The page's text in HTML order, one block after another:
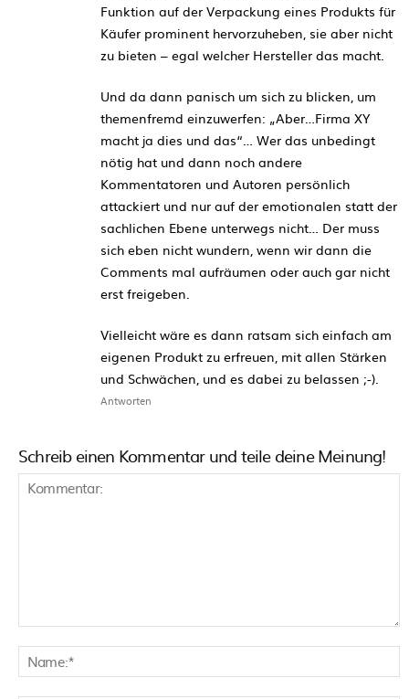
Funktion auf der Verpackung eines Produkts für
Käufer prominent hervorzuheben, sie aber nicht
zu bieten – egal welcher Hersteller das macht.
Und da dann panisch um sich zu blicken, um
themenfremd einzuwerfen: „Aber…Firma XY
macht ja dies und das“… Wer das unbedingt
nötig hat und dann noch andere
Kommentatoren und Autoren persönlich
attackiert und nur auf der emotionalen statt der
sachlichen Ebene unterwegs nicht… Der muss
sich eben nicht wundern, wenn wir dann die
Comments mal aufräumen oder auch gar nicht
erst freigeben.
Vielleicht wäre es dann ratsam sich einfach am
eigenen Produkt zu erfreuen, mit allen Stärken
und Schwächen, und es dabei zu belassen ;-).
Antworten
Schreib einen Kommentar und teile deine Meinung!